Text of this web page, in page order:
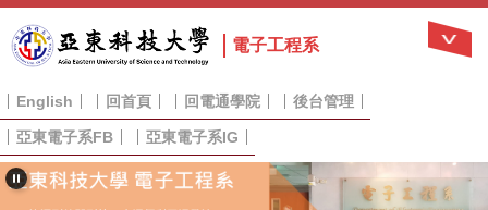
到
主
內
容
區
電子工程系
English 回首頁 回電通學院 後台管理
亞東電子系FB 亞東電子系IG